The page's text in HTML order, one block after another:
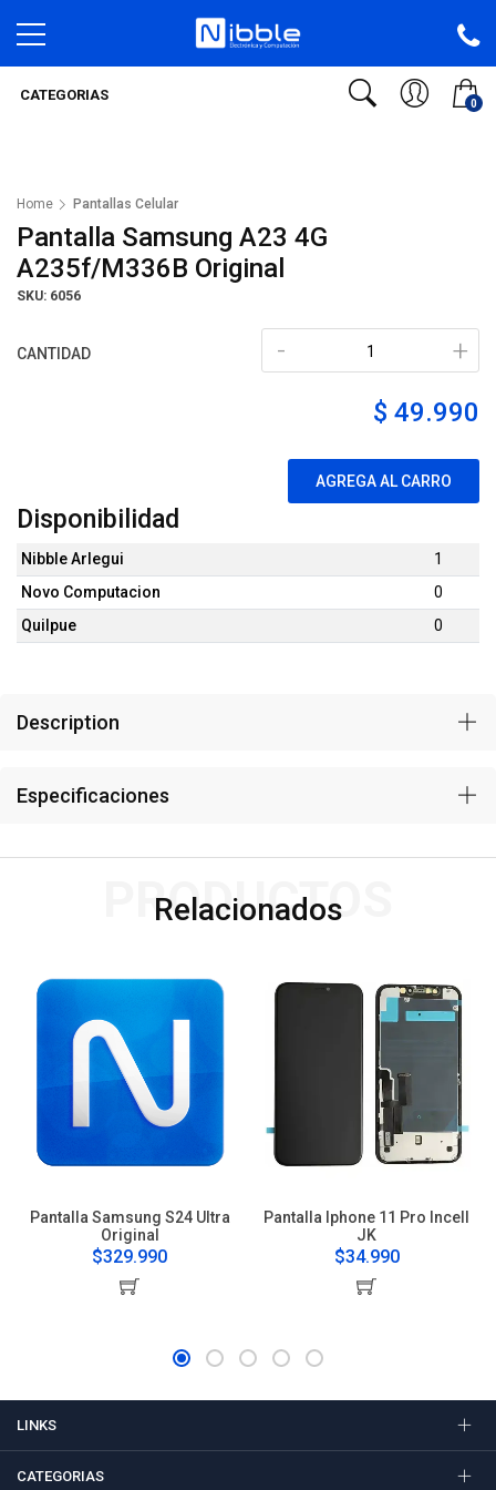
0
CATEGORIAS
Home Pantallas Celular
Pantalla Samsung A23 4G
A235f/M336B Original
SKU: 6056
CANTIDAD +
-
$ 49.990
AGREGA AL CARRO
Disponibilidad
Nibble Arlegui
1
Novo Computacion
0
Quilpue
0
Description
Especificaciones
Relacionados
PRODUCTOS
Pantalla Samsung S24 Ultra
Original
$329.990
Pantalla Iphone 11 Pro Incell
JK
$34.990
LINKS
CATEGORIAS